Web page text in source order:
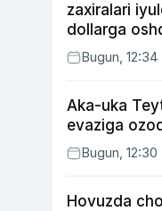
zaxiralari
dollarga
Bugun, 12:34
Aka-uka
evaziga
Bugun, 12:30
Hovuzda